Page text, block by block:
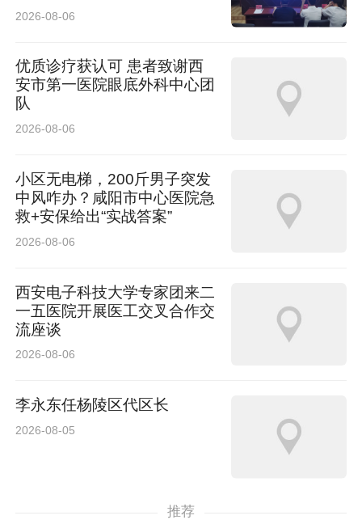
2026-08-06
优质诊疗获认可 患者致谢西
安市第一医院眼底外科中心团
队
2026-08-06
小区无电梯，200斤男子突发
中风咋办？咸阳市中心医院急
救+安保给出“实战答案”
2026-08-06
西安电子科技大学专家团来二
一五医院开展医工交叉合作交
流座谈
2026-08-06
李永东任杨陵区代区长
2026-08-05
推荐